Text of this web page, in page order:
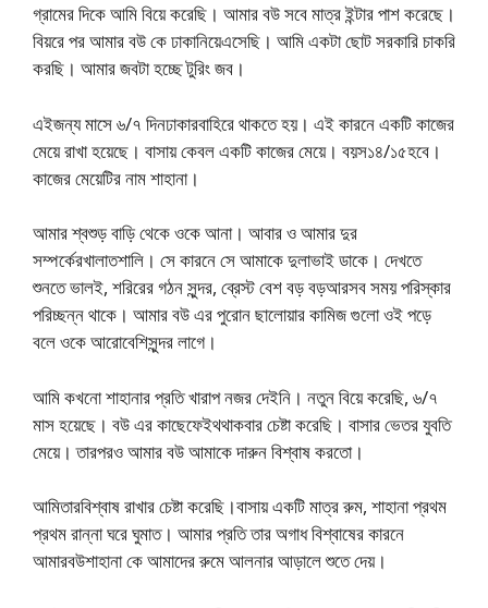
গ্রামের দিকে আমি বিয়ে করেছি। আমার বউ সবে মাত্র ইন্টার পাশ করেছে।
বিয়রে পর আমার বউ কে ঢাকানিয়েএসেছি। আমি একটা ছোট সরকারি চাকরি
করছি। আমার জবটা হচ্ছে টুরিং জব।
এইজন্য মাসে ৬/৭ দিনঢাকারবাহিরে থাকতে হয়। এই কারনে একটি কাজের
মেয়ে রাখা হয়েছে। বাসায় কেবল একটি কাজের মেয়ে। বয়স১৪/১৫হবে।
কাজের মেয়েটির নাম শাহানা।
আমার শ্বশুড় বাড়ি থেকে ওকে আনা। আবার ও আমার দুর
সম্পর্কেরখালাতশালি। সে কারনে সে আমাকে দুলাভাই ডাকে। দেখতে
শুনতে ভালই, শরিরের গঠন সুন্দর, ব্রেস্ট বেশ বড় বড়আরসব সময় পরিস্কার
পরিচ্ছন্ন থাকে। আমার বউ এর পুরোন ছালোয়ার কামিজ গুলো ওই পড়ে
বলে ওকে আরোবেশিসুন্দর লাগে।
আমি কখনো শাহানার প্রতি খারাপ নজর দেইনি। নতুন বিয়ে করেছি, ৬/৭
মাস হয়েছে। বউ এর কাছেফেইথথাকবার চেষ্টা করেছি। বাসার ভেতর যুবতি
মেয়ে। তারপরও আমার বউ আমাকে দারুন বিশ্বাষ করতো।
আমিতারবিশ্বাষ রাখার চেষ্টা করেছি।বাসায় একটি মাত্র রুম, শাহানা প্রথম
প্রথম রান্না ঘরে ঘুমাত। আমার প্রতি তার অগাধ বিশ্বাষের কারনে
আমারবউশাহানা কে আমাদের রুমে আলনার আড়ালে শুতে দেয়।